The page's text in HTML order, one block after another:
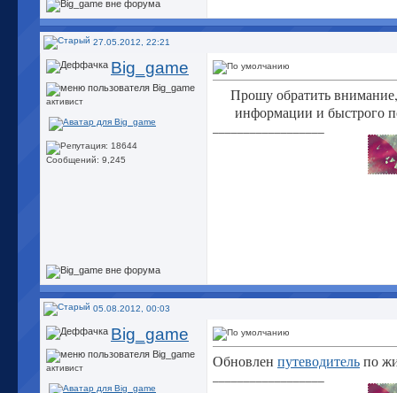
27.05.2012, 22:21
Big_game
активист
Сообщений: 9,245
Прошу обратить
информации и быстрого
05.08.2012, 00:03
Big_game
активист Обновлен путеводительпо